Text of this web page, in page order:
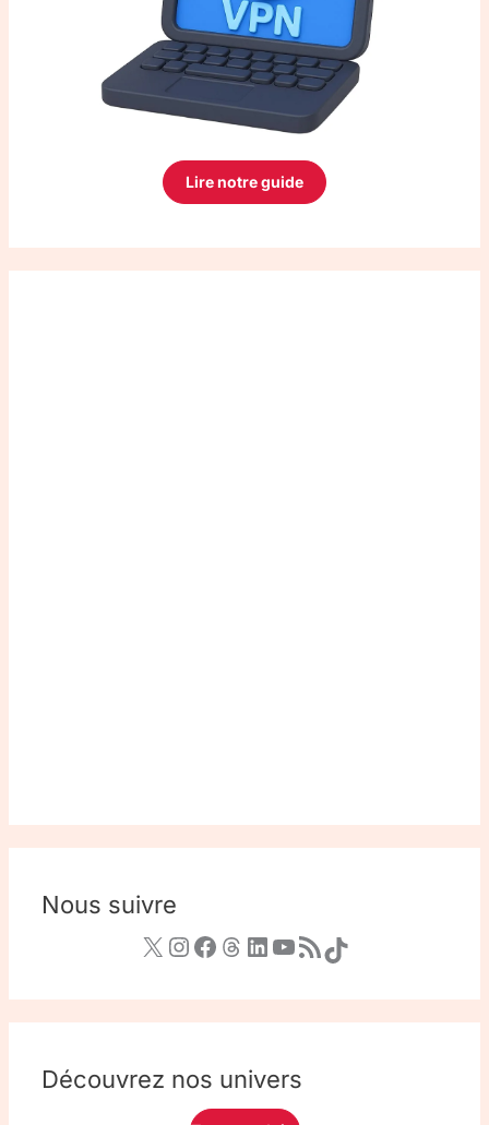
Lire notre guide
Nous suivre
Découvrez nos univers